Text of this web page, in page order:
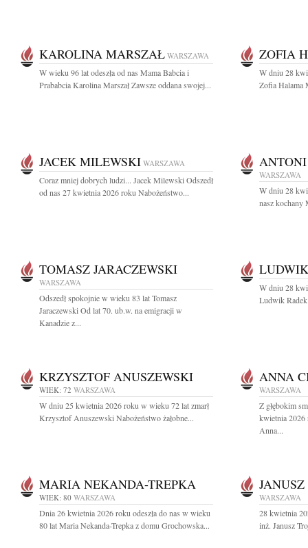
KAROLINA MARSZAŁ WARSZAWA
W wieku 96 lat odeszła od nas Mama Babcia i
Prababcia Karolina Marszał Zawsze oddana swojej...
ZOFIA
W dniu 28
Zofia Halama
JACEK MILEWSKI WARSZAWA
Coraz mniej dobrych ludzi... Jacek Milewski Odszedł
od nas 27 kwietnia 2026 roku Nabożeństwo...
WARSZAWA
W dniu 28
nasz kochany
TOMASZ JARACZEWSKI
WARSZAWA
Odszedł spokojnie w wieku 83 lat Tomasz
Jaraczewski Od lat 70. ub.w. na emigracji w
Kanadzie z...
W dniu 28
Ludwik
KRZYSZTOF ANUSZEWSKI
WIEK: 72 WARSZAWA
W dniu 25 kwietnia 2026 roku w wieku 72 lat zmarł
Krzysztof Anuszewski Nabożeństwo żałobne...
ANNA
WARSZAWA
Z głębokim
kwietnia 2026
Anna...
MARIA NEKANDA-TREPKA
WIEK: 80 WARSZAWA
Dnia 26 kwietnia 2026 roku odeszła do nas w wieku
80 lat Maria Nekanda-Trepka z domu Grochowska...
WARSZAWA
28 kwietnia
inż. Janusz